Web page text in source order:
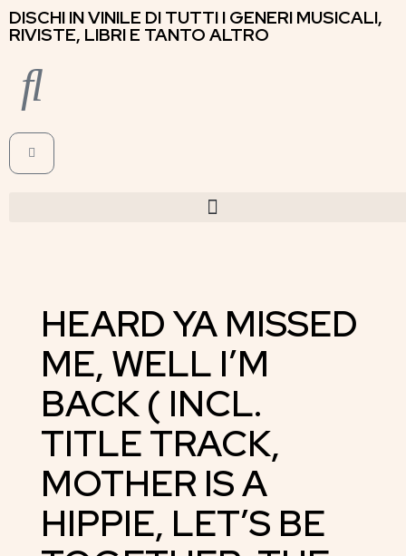
DISCHI IN VINILE DI TUTTI I GENERI MUSICALI,
RIVISTE, LIBRI E TANTO ALTRO
HEARD YA MISSED
ME, WELL I’M
BACK ( INCL.
TITLE TRACK,
MOTHER IS A
HIPPIE, LET’S BE